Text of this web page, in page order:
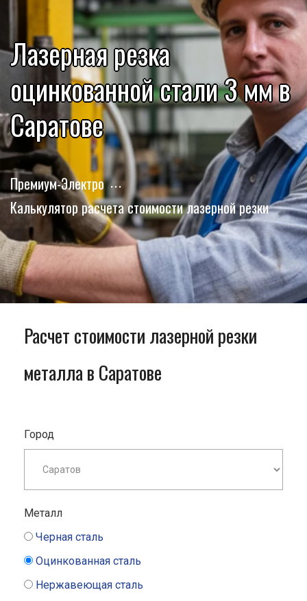
Лазерная резка
оцинкованной стали 3 мм в
Саратове
Премиум-Электро
Калькулятор расчета стоимости лазерной резки
Расчет стоимости лазерной резки
металла в Саратове
Город
Металл
Черная сталь
Оцинкованная сталь
Нержавеющая сталь